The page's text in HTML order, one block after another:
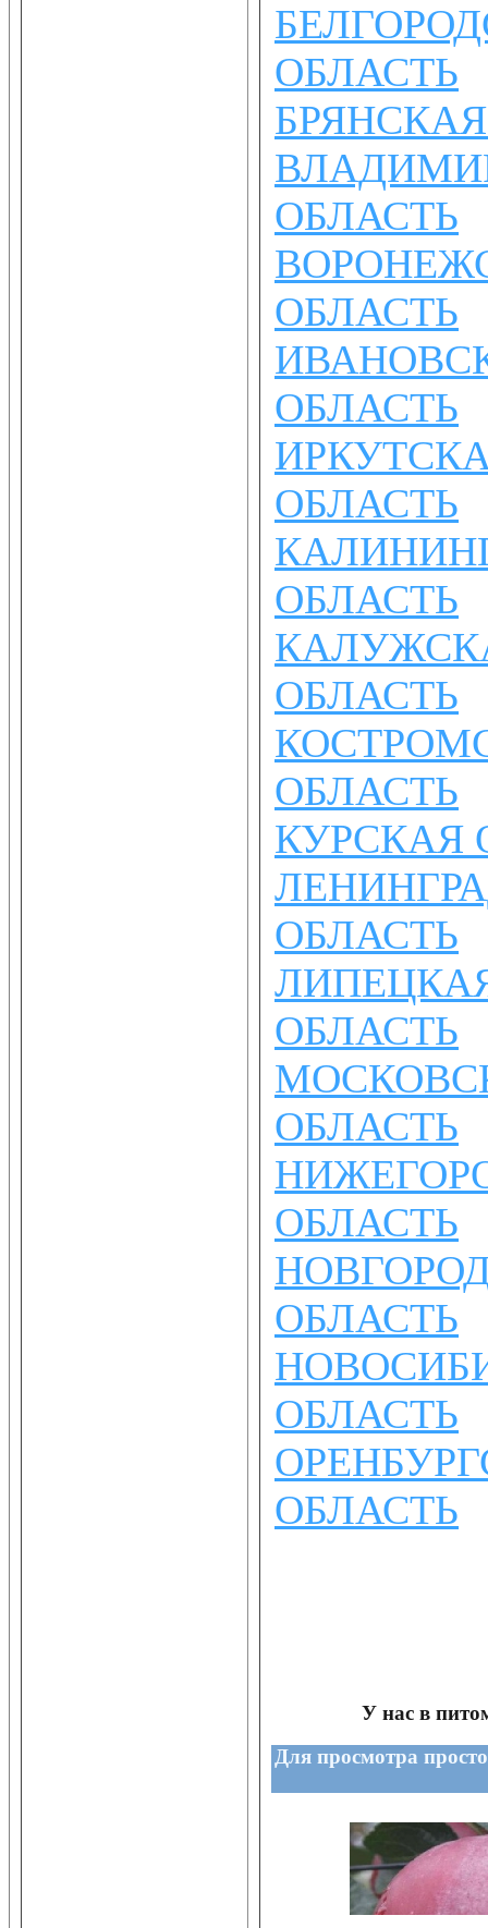
ОБЛАСТЬ
ОБЛАСТЬ
ОБЛАСТЬ
ОБЛАСТЬ
ОБЛАСТЬ
ОБЛАСТЬ
ОБЛАСТЬ
ОБЛАСТЬ
КУРСКАЯ
ОБЛАСТЬ
ОБЛАСТЬ
ОБЛАСТЬ
ОБЛАСТЬ
ОБЛАСТЬ
ОБЛАСТЬ
ОБЛАСТЬ
У нас в
Для просмотра